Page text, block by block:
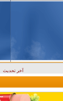
آخر تحديث